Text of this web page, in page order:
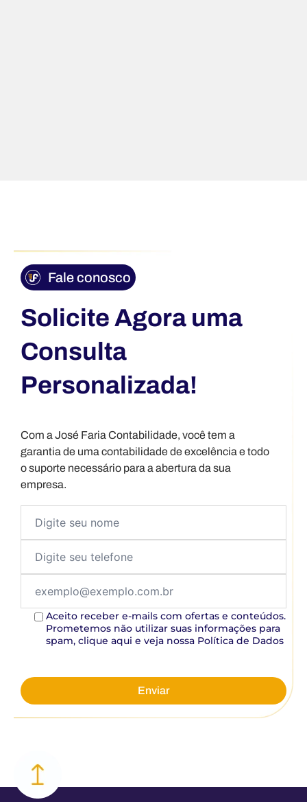
Fale conosco
Solicite Agora uma
Consulta
Personalizada!
Com a José Faria Contabilidade, você tem a
garantia de uma contabilidade de excelência e todo
o suporte necessário para a abertura da sua
empresa.
Aceito receber e-mails com ofertas e conteúdos.
Prometemos não utilizar suas informações para
spam, clique aqui e veja nossa Política de Dados